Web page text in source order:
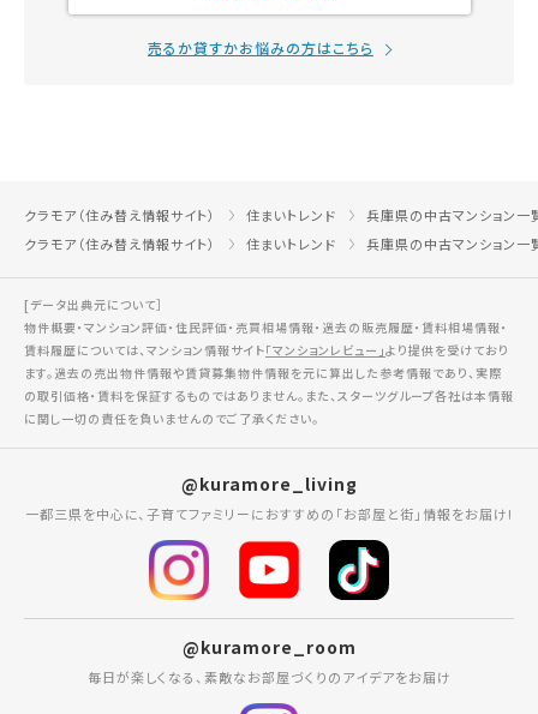
売るか貸すかお悩みの方はこちら
クラモア（住み替え情報サイト） 住まいトレンド
兵庫県の中古マンション一
クラモア（住み替え情報サイト）
住まいトレンド 兵庫県の中古マンション一
[データ出典元について］
物件概要・マンション評価・住民評価・売買相場情報・過去の販売履歴・賃料相場情報・
賃料履歴については、マンション情報サイト「マンションレビュー」より提供を受けており
ます。過去の売出物件情報や賃貸募集物件情報を元に算出した参考情報であり、実際
の取引価格・賃料を保証するものではありません。また、スターツグループ各社は本情報
に関し一切の責任を負いませんのでご了承ください。
@kuramore_living
一都三県を中心に、子育てファミリーにおすすめの「お部屋と街」情報をお届け!
@kuramore_room
毎日が楽しくなる、素敵なお部屋づくりのアイデアをお届け